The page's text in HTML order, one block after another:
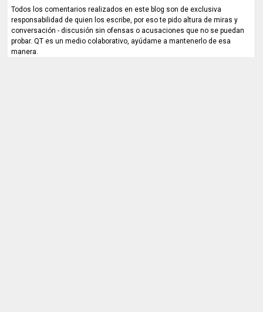
Todos los comentarios realizados en este blog son de exclusiva
responsabilidad de quien los escribe, por eso te pido altura de miras y
conversación - discusión sin ofensas o acusaciones que no se puedan
probar. QT es un medio colaborativo, ayúdame a mantenerlo de esa
manera.